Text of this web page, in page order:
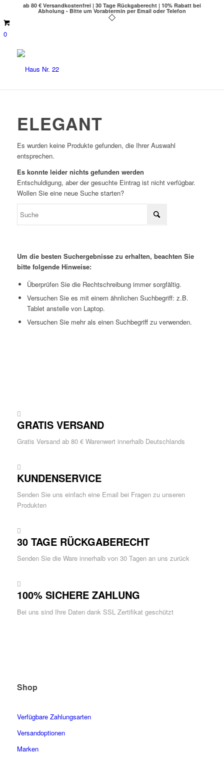
ab 80 € Versandkostenfrei | 30 Tage Rückgaberecht | 10% Rabatt bei
Abholung - Bitte um Vorabtermin per Email oder Telefon
0
ELEGANT
Es wurden keine Produkte gefunden, die Ihrer Auswahl
entsprechen.
Es konnte leider nichts gefunden werden
Entschuldigung, aber der gesuchte Eintrag ist nicht verfügbar.
Wollen Sie eine neue Suche starten?
Um die besten Suchergebnisse zu erhalten, beachten Sie
bitte folgende Hinweise:
Überprüfen Sie die Rechtschreibung immer sorgfältig.
Versuchen Sie es mit einem ähnlichen Suchbegriff: z.B.
Tablet anstelle von Laptop.
Versuchen Sie mehr als einen Suchbegriff zu verwenden.
GRATIS VERSAND
Gratis Versand ab 80 € Warenwert innerhalb Deutschlands
KUNDENSERVICE
Senden Sie uns einfach eine Email bei Fragen zu unseren
Produkten
30 TAGE RÜCKGABERECHT
Senden Sie die Ware innerhalb von 30 Tagen an uns zurück
100% SICHERE ZAHLUNG
Bei uns sind Ihre Daten dank SSL Zertifikat geschützt
Shop
Verfügbare Zahlungsarten
Versandoptionen
Marken